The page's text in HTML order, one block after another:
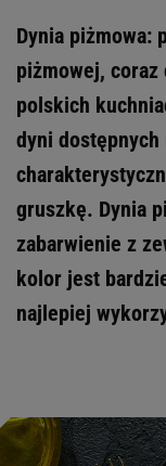
Dynia piżmowa:
piżmowej,
polskich
dyni
gruszkę. Dynia
zabarwienie z
kolor jest
najlepiej